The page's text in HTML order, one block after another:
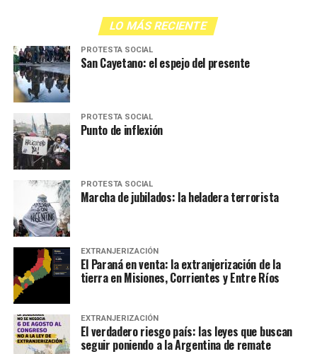
LO MÁS RECIENTE
PROTESTA SOCIAL
San Cayetano: el espejo del presente
PROTESTA SOCIAL
Punto de inflexión
PROTESTA SOCIAL
Marcha de jubilados: la heladera terrorista
EXTRANJERIZACIÓN
El Paraná en venta: la extranjerización de la
tierra en Misiones, Corrientes y Entre Ríos
EXTRANJERIZACIÓN
El verdadero riesgo país: las leyes que buscan
seguir poniendo a la Argentina de remate